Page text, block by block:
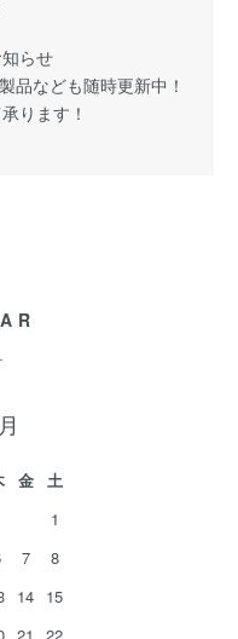
らせ
品なども随時更新中！
ります！
金
土
1
7
8
14 15